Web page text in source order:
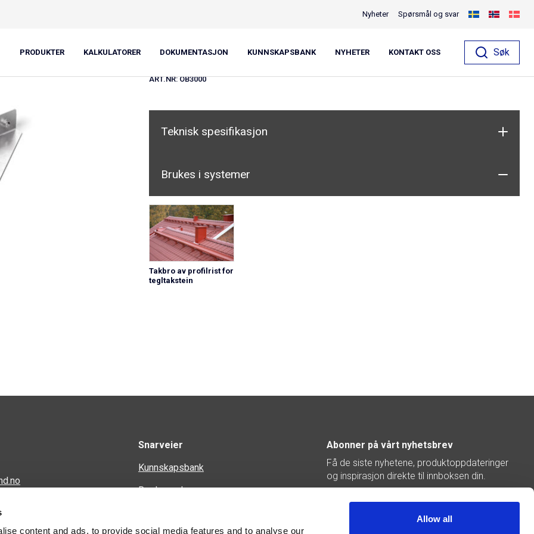
content and ads, to provide social media features and to analyse our
Allow all
Søk
PRODUKTER KALKULATORER DOKUMENTASJON KUNNSKAPSBANK NYHETER KONTAKT OSS
Nyheter Spørsmål og svar
Överdel bryggfäste zm
ART.NR:ÖB3000
Teknisk spesifikasjon
Brukes i systemer
Takbro av profilrist for
tegltakstein
Snarveier
Kunnskapsbank
Regler og krav
Abonner på vårt nyhetsbrev
Få de siste nyhetene, produktoppdateringer
og inspirasjon direkte til innboksen din.
Abonner